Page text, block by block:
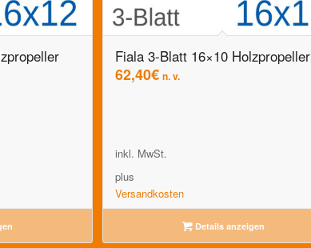
Fiala 3-Blatt 16×10 Holzpropeller
62,40€ n. v.
inkl. MwSt.
plus
Versandkosten
Details anzeigen